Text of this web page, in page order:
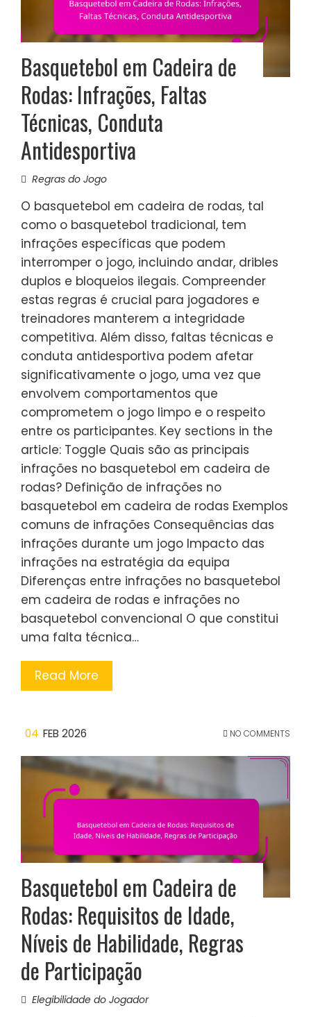
Basquetebol em Cadeira de
Rodas: Infrações, Faltas
Técnicas, Conduta
Antidesportiva
Regras do Jogo
O basquetebol em cadeira de rodas, tal
como o basquetebol tradicional, tem
infrações específicas que podem
interromper o jogo, incluindo andar, dribles
duplos e bloqueios ilegais. Compreender
estas regras é crucial para jogadores e
treinadores manterem a integridade
competitiva. Além disso, faltas técnicas e
conduta antidesportiva podem afetar
significativamente o jogo, uma vez que
envolvem comportamentos que
comprometem o jogo limpo e o respeito
entre os participantes. Key sections in the
article: Toggle Quais são as principais
infrações no basquetebol em cadeira de
rodas? Definição de infrações no
basquetebol em cadeira de rodas Exemplos
comuns de infrações Consequências das
infrações durante um jogo Impacto das
infrações na estratégia da equipa
Diferenças entre infrações no basquetebol
em cadeira de rodas e infrações no
basquetebol convencional O que constitui
uma falta técnica…
Read More
04 FEB 2026 NO COMMENTS
Basquetebol em Cadeira de
Rodas: Requisitos de Idade,
Níveis de Habilidade, Regras
de Participação
Elegibilidade do Jogador